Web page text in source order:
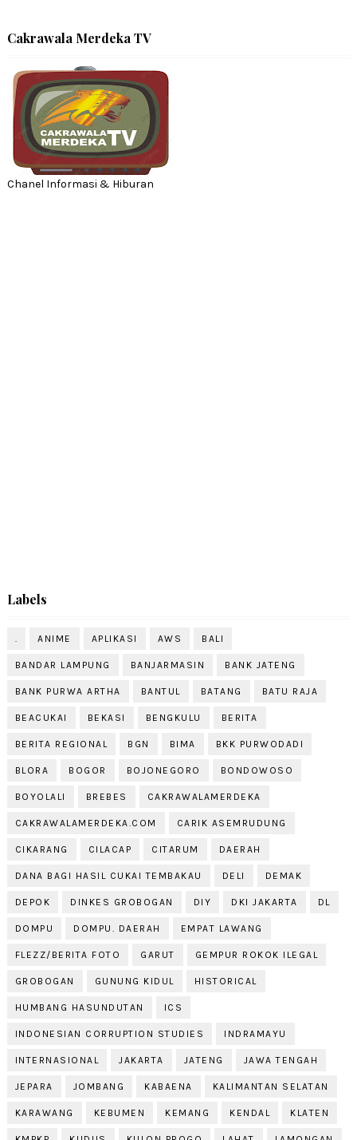
Cakrawala Merdeka TV
Chanel Informasi & Hiburan
Labels
. ANIME APLIKASI AWS BALI
BANDAR LAMPUNG BANJARMASIN BANK JATENG
BANK PURWA ARTHA BANTUL BATANG BATU RAJA
BEACUKAI BEKASI BENGKULU BERITA
BERITA REGIONAL BGN BIMA BKK PURWODADI
BLORA BOGOR BOJONEGORO BONDOWOSO
BOYOLALI BREBES CAKRAWALAMERDEKA
CAKRAWALAMERDEKA.COM CARIK ASEMRUDUNG
CIKARANG CILACAP CITARUM DAERAH
DANA BAGI HASIL CUKAI TEMBAKAU DELI DEMAK
DEPOK DINKES GROBOGAN DIY DKI JAKARTA DL
DOMPU DOMPU. DAERAH EMPAT LAWANG
FLEZZ/BERITA FOTO GARUT GEMPUR ROKOK ILEGAL
GROBOGAN GUNUNG KIDUL HISTORICAL
HUMBANG HASUNDUTAN ICS
INDONESIAN CORRUPTION STUDIES INDRAMAYU
INTERNASIONAL JAKARTA JATENG JAWA TENGAH
JEPARA JOMBANG KABAENA KALIMANTAN SELATAN
KARAWANG KEBUMEN KEMANG KENDAL KLATEN